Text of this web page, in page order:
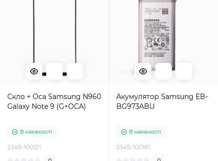
Cкло + Oca Samsung N960
Galaxy Note 9 (G+OCA)
В наявності
2345-100121
Акумулятор Samsung EB-
BG973ABU
В наявності
2345-100161